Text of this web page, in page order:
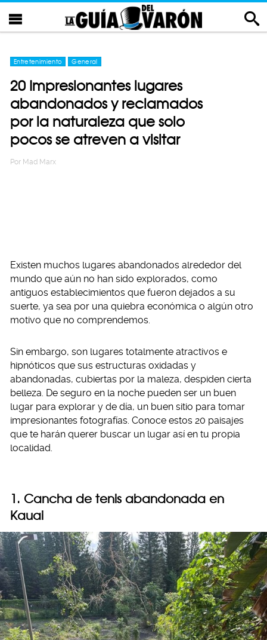
Entretenimiento General
20 Impresionantes lugares
abandonados y reclamados
por la naturaleza que solo
pocos se atreven a visitar
Por Mad Marx
Existen muchos lugares abandonados alrededor del
mundo que aún no han sido explorados, como
antiguos establecimientos que fueron dejados a su
suerte, ya sea por una quiebra económica o algún otro
motivo que no comprendemos.
Sin embargo, son lugares totalmente atractivos e
hipnóticos que sus estructuras oxidadas y
abandonadas, cubiertas por la maleza, despiden cierta
belleza. De seguro en la noche pueden ser un buen
lugar para explorar y de día, un buen sitio para tomar
impresionantes fotografías. Conoce estos 20 paisajes
que te harán querer buscar un lugar así en tu propia
localidad.
1. Cancha de tenis abandonada en
Kauai